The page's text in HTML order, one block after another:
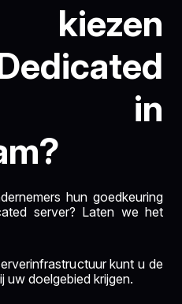
kiezen
in
hun goedkeuring
server? Laten we het
kunt u de
uw doelgebied krijgen.